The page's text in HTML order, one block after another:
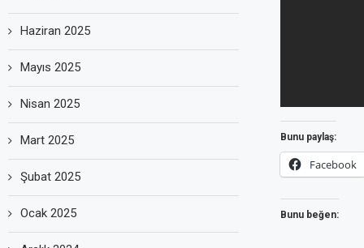
Bunu paylaş:
Facebook
Bunu beğen:
Haziran 2025
Mayıs 2025
Nisan 2025
Mart 2025
Şubat 2025
Ocak 2025